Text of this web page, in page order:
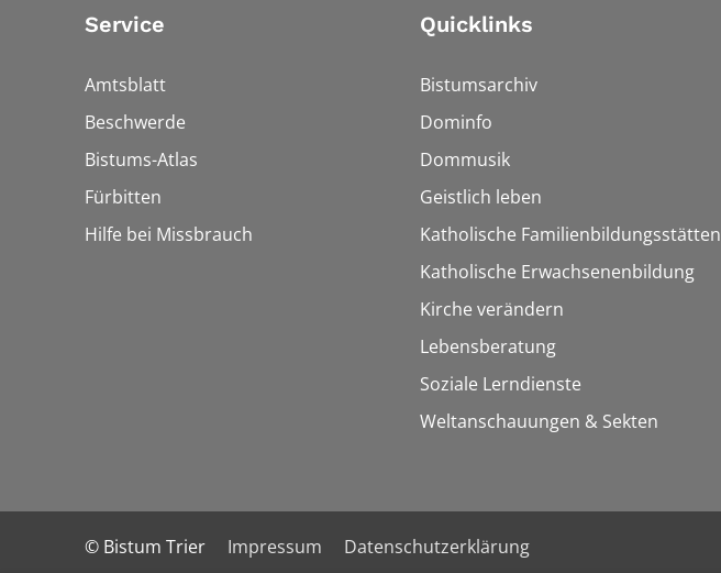
Service
Amtsblatt
Beschwerde
Bistums-Atlas
Fürbitten
Hilfe bei Missbrauch
Quicklinks
Bistumsarchiv
Dominfo
Dommusik
Geistlich leben
Katholische Familienbildungsstätten
Katholische Erwachsenenbildung
Kirche verändern
Lebensberatung
Soziale Lerndienste
Weltanschauungen & Sekten
© Bistum Trier Impressum Datenschutzerklärung